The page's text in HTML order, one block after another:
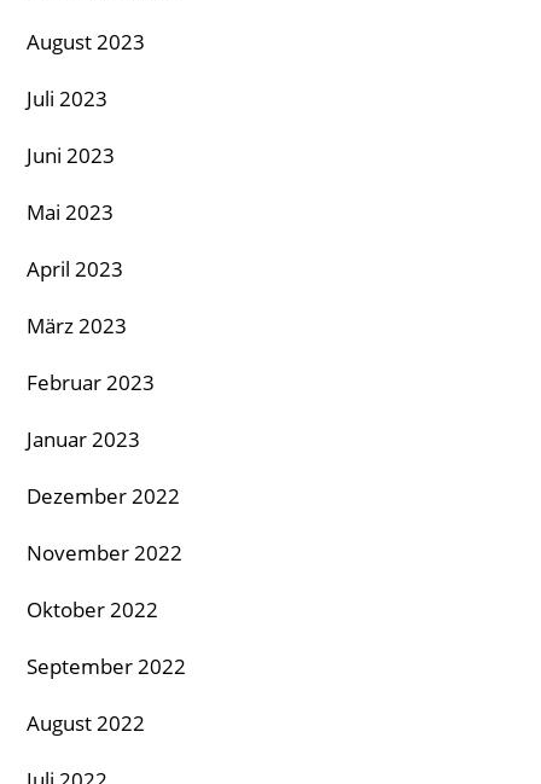
August 2023
Juli 2023
Juni 2023
Mai 2023
April 2023
März 2023
Februar 2023
Januar 2023
Dezember 2022
November 2022
Oktober 2022
September 2022
August 2022